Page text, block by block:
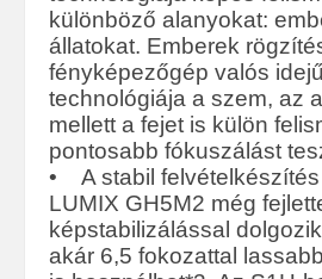
különböző alanyokat:
állatokat. Emberek
fényképezőgép valós
technológiája a szem, az
mellett a fejet is külön
pontosabb fókuszálást
• A stabil
LUMIX GH5M2 még
képstabilizálással
akár 6,5 fokozattal